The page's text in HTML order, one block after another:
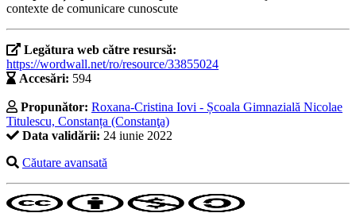
contexte de comunicare cunoscute
Legătura web către resursă:
https://wordwall.net/ro/resource/33855024
Accesări: 594
Propunător: Roxana-Cristina Iovi - Școala Gimnazială Nicolae
Titulescu, Constanța (Constanţa)
Data validării: 24 iunie 2022
Căutare avansată